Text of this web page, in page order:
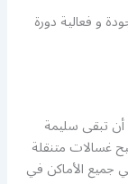
و فعالية دورة
أن تبقى سليمة
غسالات متنقلة
جميع الأماكن في